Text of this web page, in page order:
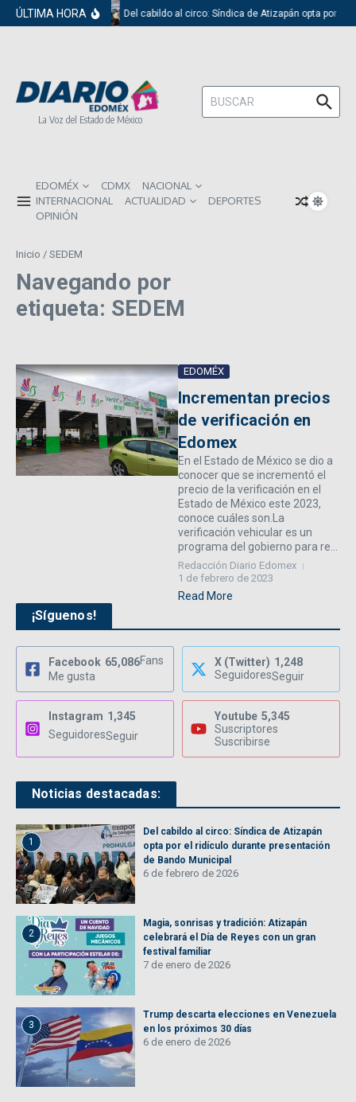
Saltar al contenido
ÚLTIMA HORA Del cabildo al circo: Síndica de Atizapán opta por el
La Voz del Estado de México
Buscar:
EDOMÉX CDMX
NACIONAL
INTERNACIONAL
ACTUALIDAD
DEPORTES
OPINIÓN
Inicio / SEDEM
Navegando por
etiqueta: SEDEM
EDOMÉX
Incrementan precios
de verificación en
Edomex
En el Estado de México se dio a
conocer que se incrementó el
precio de la verificación en el
Estado de México este 2023,
conoce cuáles son.La
verificación vehicular es un
programa del gobierno para re...
Redacción Diario Edomex
1 de febrero de 2023
Read More
¡Síguenos!
Facebook 65,086Fans
Me gusta
X (Twitter) 1,248
SeguidoresSeguir
Instagram 1,345
SeguidoresSeguir
Youtube 5,345
Suscriptores
Suscribirse
Noticias destacadas:
1
Del cabildo al circo: Síndica de Atizapán
opta por el ridículo durante presentación
de Bando Municipal
6 de febrero de 2026
2
Magia, sonrisas y tradición: Atizapán
celebrará el Día de Reyes con un gran
festival familiar
7 de enero de 2026
3
Trump descarta elecciones en Venezuela
en los próximos 30 días
6 de enero de 2026